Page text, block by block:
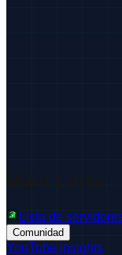
Lista de
Comunidad
YouTube insights